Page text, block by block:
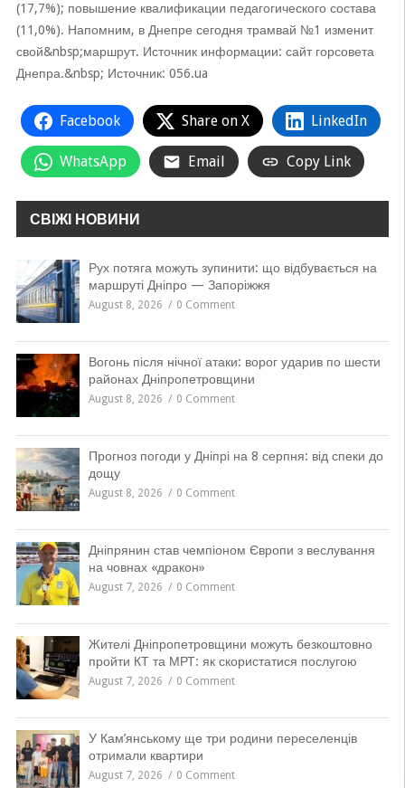
(17,7%); повышение квалификации педагогического состава
(11,0%). Напомним, в Днепре сегодня трамвай №1 изменит
свой&nbsp;маршрут. Источник информации: сайт горсовета
Днепра.&nbsp; Источник: 056.ua
Facebook Share on X LinkedIn
WhatsApp Email Copy Link
СВІЖІ НОВИНИ
Рух потяга можуть зупинити: що відбувається на
маршруті Дніпро — Запоріжжя
August 8, 2026 0 Comment
Вогонь після нічної атаки: ворог ударив по шести
районах Дніпропетровщини
August 8, 2026 0 Comment
Прогноз погоди у Дніпрі на 8 серпня: від спеки до
дощу
August 8, 2026 0 Comment
Дніпрянин став чемпіоном Європи з веслування
на човнах «дракон»
August 7, 2026 0 Comment
Жителі Дніпропетровщини можуть безкоштовно
пройти КТ та МРТ: як скористатися послугою
August 7, 2026 0 Comment
У Кам’янському ще три родини переселенців
отримали квартири
August 7, 2026 0 Comment